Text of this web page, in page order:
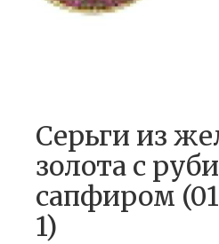
Серьги из
золота c
сапфиром
1)